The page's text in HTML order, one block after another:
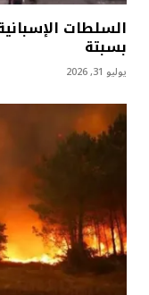
السلطات
بسبتة
يوليو 31, 2026